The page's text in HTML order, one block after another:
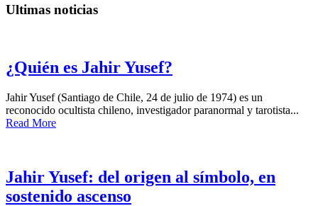
Ultimas noticias
¿Quién es Jahir Yusef?
Jahir Yusef (Santiago de Chile, 24 de julio de 1974) es un
reconocido ocultista chileno, investigador paranormal y tarotista...
Read More
Jahir Yusef: del origen al símbolo, en
sostenido ascenso